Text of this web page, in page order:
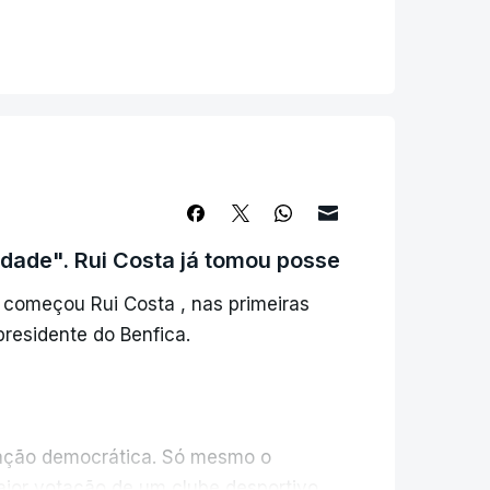
Rui Costa já tomou posse
Rui Costa , nas primeiras
do Benfica.
democrática. Só mesmo o